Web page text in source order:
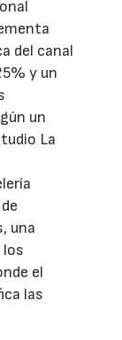
del canal
y un
un
La
una
los
el
las